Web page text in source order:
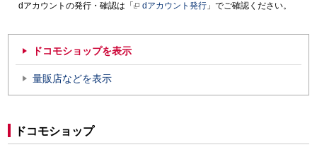
dアカウントの発行・確認は「
dアカウント発行 」でご確認ください。
ドコモショップを表示
量販店などを表示
ドコモショップ